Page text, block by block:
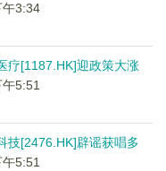
3:34
疗[1187.HK]迎政策大涨
5:51
技[2476.HK]辟谣获唱多
5:51